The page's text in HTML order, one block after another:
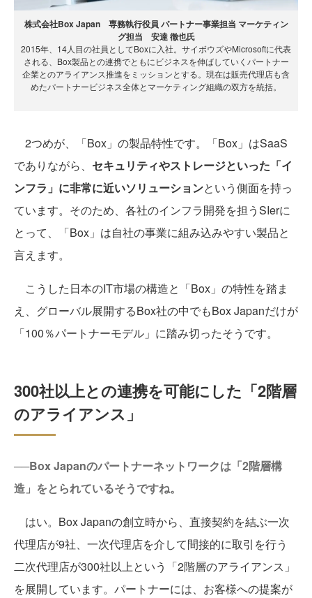
株式会社Box Japan 専務執行役員 パートナー事業担当 マーケティン
グ担当 安達 徹也氏
2015年、14人目の社員としてBoxに入社。サイボウズやMicrosoftに代表
される、Box製品との連携でともにビジネスを伸ばしていくパートナー
企業とのアライアンス推進をミッションとする。現在は販売代理店も含
めたパートナービジネス全体とマーケティング組織の双方を統括。
2つめが、「Box」の製品特性です。「Box」はSaaS
でありながら、 セキュリティやストレージといった「イ
ンフラ」に非常に近いソリューションという側面を持っ
ています。そのため、各社のインフラ開発を担うSIerに
とって、「Box」は自社の事業に組み込みやすい製品と
言えます。
こうした日本のIT市場の構造と「Box」の特性を踏ま
え、グローバル展開するBox社の中でもBox Japanだけが
「100％パートナーモデル」に踏み切ったそうです。
300社以上との連携を可能にした「2階層
のアライアンス」
──Box Japanのパートナーネットワークは「2階層構
造」をとられているそうですね。
はい。Box Japanの創立時から、直接契約を結ぶ一次
代理店が9社、一次代理店を介して間接的に取引を行う
二次代理店が300社以上という「2階層のアライアンス」
を展開しています。パートナーには、お客様への提案が